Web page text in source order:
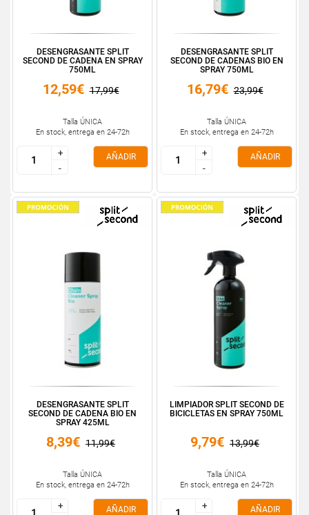
DESENGRASANTE SPLIT
SECOND DE CADENA EN SPRAY
750ML
12,59€ 17,99€
Talla ÚNICA
En stock, entrega en 24-72h
+
-
+
-
AÑADIR
DESENGRASANTE SPLIT
SECOND DE CADENAS BIO EN
SPRAY 750ML
16,79€ 23,99€
Talla ÚNICA
En stock, entrega en 24-72h
+
-
+
-
AÑADIR
DESENGRASANTE SPLIT
SECOND DE CADENA BIO EN
SPRAY 425ML
8,39€ 11,99€
Talla ÚNICA
En stock, entrega en 24-72h
+
+
AÑADIR
LIMPIADOR SPLIT SECOND DE
BICICLETAS EN SPRAY 750ML
9,79€ 13,99€
Talla ÚNICA
En stock, entrega en 24-72h
+
+
AÑADIR